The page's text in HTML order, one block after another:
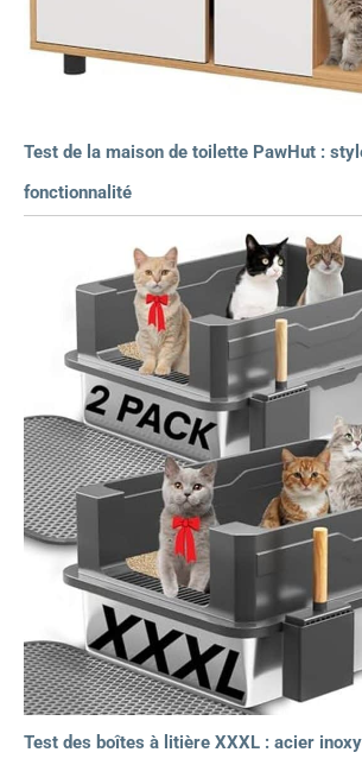
Test de la maison de toilette PawHut :
fonctionnalité
Test des boîtes à litière XXXL : acier